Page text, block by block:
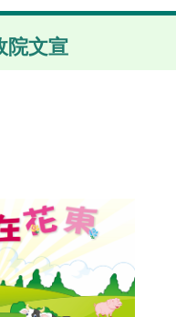
院文宣